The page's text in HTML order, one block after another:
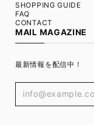
SHOPPING GUIDE
FAQ
CONTACT
MAIL MAGAZINE
最新情報を配信中！